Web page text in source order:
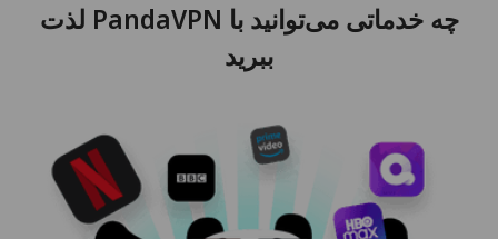
چه خدماتی می‌توانید با PandaVPN لذت
ببرید